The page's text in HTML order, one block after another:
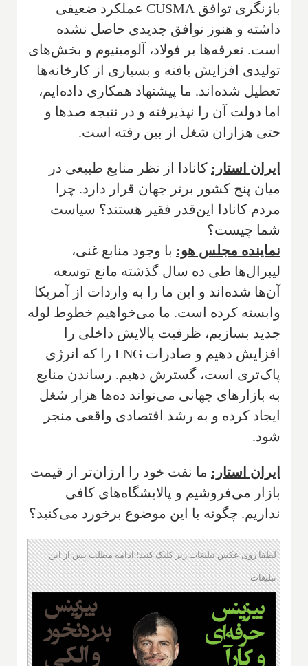
بازنگری توافق CUSMA عملکرد ضعیفی
داشته و هنوز توافق جدیدی حاصل نشده
است. تعرفه‌ها بر فولاد، آلومینیوم و بخش‌های
تولیدی افزایش یافته و بسیاری از کارخانه‌ها
تعطیل شده‌اند. ما پیشنهاد همکاری داده‌ایم،
اما دولت آن را نپذیرفته و در نتیجه صدها و
حتی هزاران شغل از بین رفته است.
ایران استار: کانادا از نظر منابع طبیعی در
میان پنج کشور برتر جهان قرار دارد. چرا
مردم کانادا این‌قدر فقیر هستند؟ سیاست
شما چیست؟
نماینده مجلس هو: با وجود منابع غنی،
لیبرال‌ها طی ده سال گذشته مانع توسعه
آن‌ها شده‌اند و این ما را به واردات از آمریکا
وابسته کرده است. ما می‌خواهیم خطوط لوله
جدید بسازیم، ظرفیت پالایش داخلی را
افزایش دهیم و صادرات LNG را که انرژی
پاک‌تری است، گسترش دهیم. رساندن منابع
به بازارهای جهانی می‌تواند ده‌ها هزار شغل
ایجاد کرده و به رشد اقتصادی واقعی منجر
شود.
ایران استار: ما نفت خود را ارزان‌تر از قیمت
بازار می‌فروشیم و پالایشگاه‌های کافی
نداریم. چگونه با این موضوع برخورد می‌کنید؟
لطفا روی عکس تبلیغات زیر کلیک کنید؛ ادامه مطلب پس از این
تبلیغات